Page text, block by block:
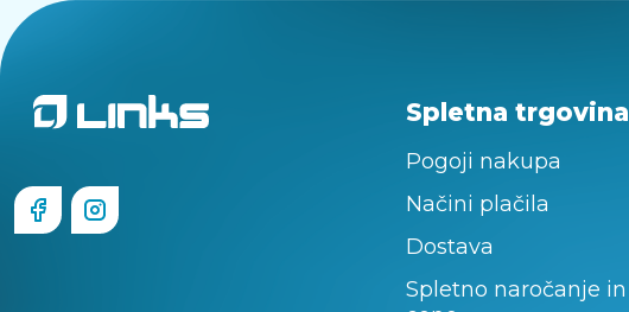
Spletna trgovina
Pogoji nakupa
Načini plačila
Dostava
Spletno naročanje in